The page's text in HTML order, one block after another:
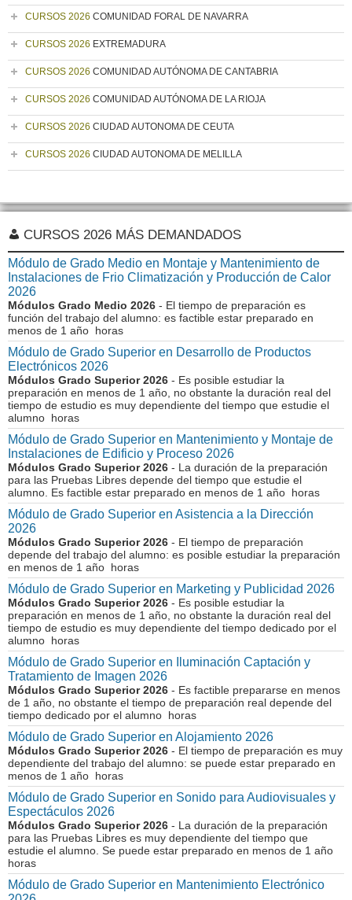
CURSOS 2026 COMUNIDAD FORAL DE NAVARRA
CURSOS 2026 EXTREMADURA
CURSOS 2026 COMUNIDAD AUTÓNOMA DE CANTABRIA
CURSOS 2026 COMUNIDAD AUTÓNOMA DE LA RIOJA
CURSOS 2026 CIUDAD AUTONOMA DE CEUTA
CURSOS 2026 CIUDAD AUTONOMA DE MELILLA
CURSOS 2026 MÁS DEMANDADOS
Módulo de Grado Medio en Montaje y Mantenimiento de
Instalaciones de Frio Climatización y Producción de Calor
2026
Módulos Grado Medio 2026 - El tiempo de preparación es
función del trabajo del alumno: es factible estar preparado en
menos de 1 año horas
Módulo de Grado Superior en Desarrollo de Productos
Electrónicos 2026
Módulos Grado Superior 2026 - Es posible estudiar la
preparación en menos de 1 año, no obstante la duración real del
tiempo de estudio es muy dependiente del tiempo que estudie el
alumno horas
Módulo de Grado Superior en Mantenimiento y Montaje de
Instalaciones de Edificio y Proceso 2026
Módulos Grado Superior 2026 - La duración de la preparación
para las Pruebas Libres depende del tiempo que estudie el
alumno. Es factible estar preparado en menos de 1 año horas
Módulo de Grado Superior en Asistencia a la Dirección
2026
Módulos Grado Superior 2026 - El tiempo de preparación
depende del trabajo del alumno: es posible estudiar la preparación
en menos de 1 año horas
Módulo de Grado Superior en Marketing y Publicidad 2026
Módulos Grado Superior 2026 - Es posible estudiar la
preparación en menos de 1 año, no obstante la duración real del
tiempo de estudio es muy dependiente del tiempo dedicado por el
alumno horas
Módulo de Grado Superior en Iluminación Captación y
Tratamiento de Imagen 2026
Módulos Grado Superior 2026 - Es factible prepararse en menos
de 1 año, no obstante el tiempo de preparación real depende del
tiempo dedicado por el alumno horas
Módulo de Grado Superior en Alojamiento 2026
Módulos Grado Superior 2026 - El tiempo de preparación es muy
dependiente del trabajo del alumno: se puede estar preparado en
menos de 1 año horas
Módulo de Grado Superior en Sonido para Audiovisuales y
Espectáculos 2026
Módulos Grado Superior 2026 - La duración de la preparación
para las Pruebas Libres es muy dependiente del tiempo que
estudie el alumno. Se puede estar preparado en menos de 1 año
horas
Módulo de Grado Superior en Mantenimiento Electrónico